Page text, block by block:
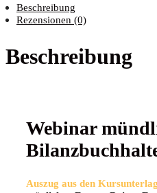
Beschreibung
Rezensionen (0)
Beschreibung
Web­i­nar
Aus­zug aus den